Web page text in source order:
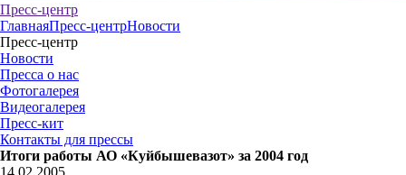
Пресс-центр
ГлавнаяПресс-центрНовости
Пресс-центр
Новости
Пресса о нас
Фотогалерея
Видеогалерея
Пресс-кит
Контакты для прессы
Итоги работы АО «Куйбышевазот» за 2004 год
14.02.2005